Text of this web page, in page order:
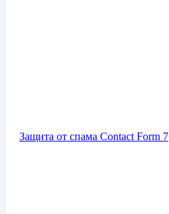
Защита от спама Contact Form 7